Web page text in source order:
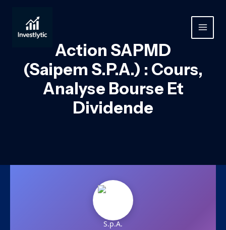
contenu
MAIN
Action SAPMD
(Saipem S.p.A.) : Cours,
Analyse Bourse Et
Dividende